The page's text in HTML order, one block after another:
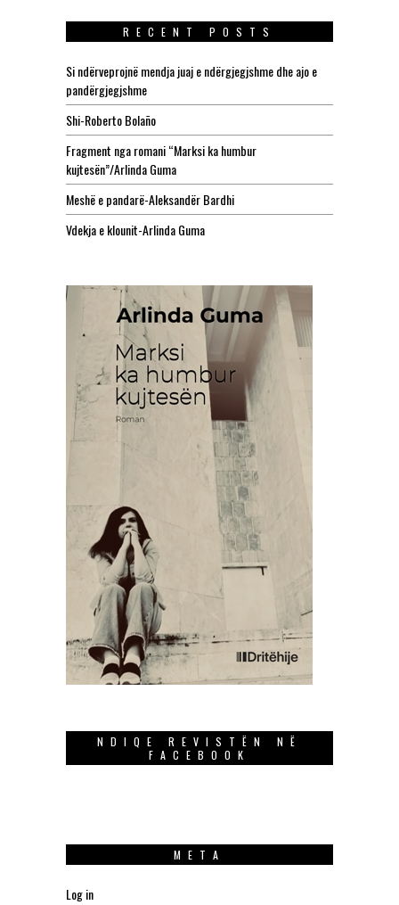
RECENT POSTS
Si ndërveprojnë mendja juaj e ndërgjegjshme dhe ajo e
pandërgjegjshme
Shi-Roberto Bolaño
Fragment nga romani “Marksi ka humbur
kujtesën”/Arlinda Guma
Meshë e pandarë-Aleksandër Bardhi
Vdekja e klounit-Arlinda Guma
NDIQE REVISTËN NË
FACEBOOK
META
Log in